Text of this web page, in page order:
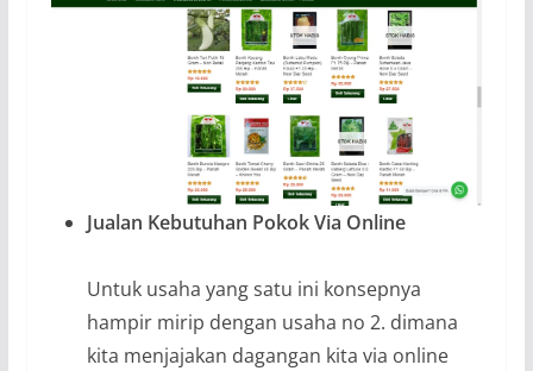
Jualan Kebutuhan Pokok Via Online
Untuk usaha yang satu ini konsepnya
hampir mirip dengan usaha no 2. dimana
kita menjajakan dagangan kita via online